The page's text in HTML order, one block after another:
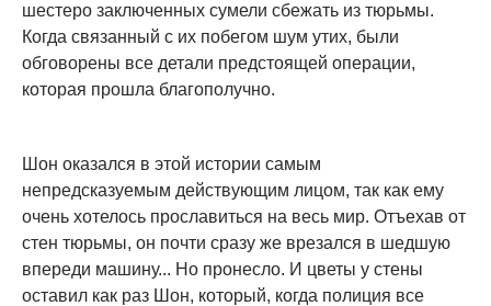
шестеро заключенных сумели сбежать из тюрьмы.
Когда связанный с их побегом шум утих, были
обговорены все детали предстоящей операции,
которая прошла благополучно.
Шон оказался в этой истории самым
непредсказуемым действующим лицом, так как ему
очень хотелось прославиться на весь мир. Отъехав от
стен тюрьмы, он почти сразу же врезался в шедшую
впереди машину... Но пронесло. И цветы у стены
оставил как раз Шон, который, когда полиция все